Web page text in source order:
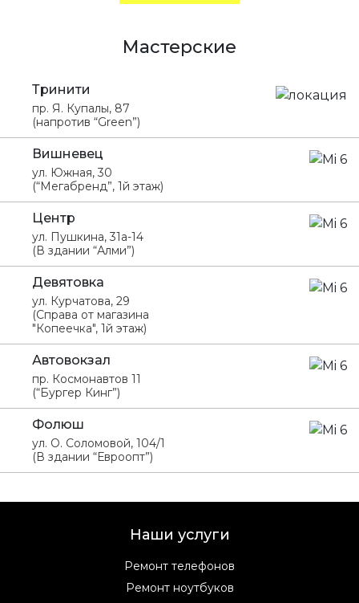
Мастерские
Тринити
пр. Я. Купалы, 87
(напротив “Green”)
Вишневец
ул. Южная, 30
(“Мегабренд”, 1й этаж)
Центр
ул. Пушкина, 31а-14
(В здании “Алми”)
Девятовка
ул. Курчатова, 29
(Справа от магазина
"Копеечка", 1й этаж)
Автовокзал
пр. Космонавтов 11
(“Бургер Кинг”)
Фолюш
ул. О. Соломовой, 104/1
(В здании “Евроопт”)
Наши услуги
Ремонт телефонов
Ремонт ноутбуков